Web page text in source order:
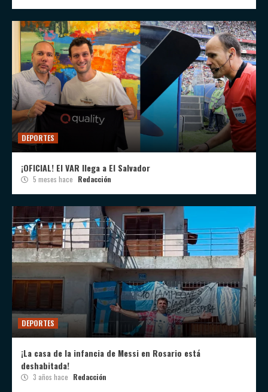
DEPORTES
¡OFICIAL! El VAR llega a El Salvador
5 meses hace Redacción
DEPORTES
¡La casa de la infancia de Messi en Rosario está
deshabitada!
3 años hace Redacción